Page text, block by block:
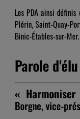
Les PDA ainsi
Plérin, Saint-Quay-
Binic-Étables-sur-Mer.
Parole d'élu
«
Borgne, vice-